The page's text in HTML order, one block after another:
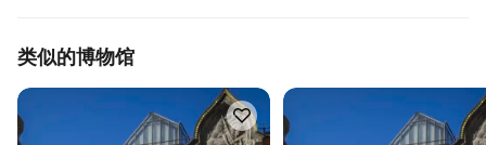
类似的博物馆